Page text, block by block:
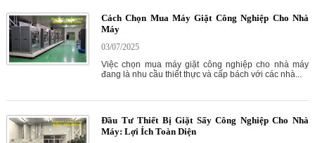
Cách Chọn Mua Máy Giặt Công Nghiệp Cho Nhà
Máy
03/07/2025
Việc chọn mua máy giặt công nghiệp cho nhà máy
đang là nhu cầu thiết thực và cấp bách với các nhà...
Đầu Tư Thiết Bị Giặt Sấy Công Nghiệp Cho Nhà
Máy: Lợi Ích Toàn Diện